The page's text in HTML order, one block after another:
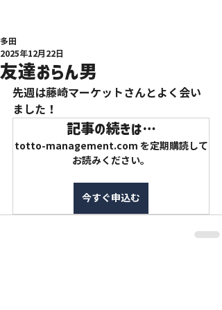
友達おらん男
多田
2025年12月22日
先週は藤崎マーケットさんとよく会い
ました！
記事の続きは…
totto-management.com を定期購読して
お読みください。
今すぐ申込む